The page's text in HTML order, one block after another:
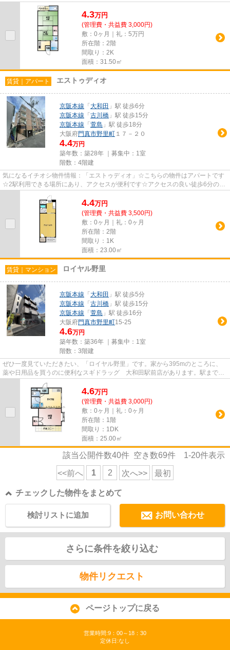
に不動産情報を集めたい方は...
4.3万円
(管理費・共益費 3,000円)
敷：0ヶ月｜礼：5万円
所在階：2階
間取り：2K
面積：31.50㎡
賃貸｜アパート エストゥディオ
京阪本線 「 大和田 」駅 徒歩6分
京阪本線 「 古川橋 」駅 徒歩15分
京阪本線 「 萱島 」駅 徒歩18分
大阪府門真市野里町 １７－２０
4.4万円
築年数：築28年 ｜募集中： 1室
階数：4階建
気になるイチオシ物件情報：「エストゥディオ」☆こちらの物件はアパートです
☆2駅利用できる場所にあり、アクセスが便利です☆アクセスの良い徒歩6分の物
4.4万円
(管理費・共益費 3,500円)
敷：0ヶ月｜礼：0ヶ月
所在階：2階
間取り：1K
面積：23.00㎡
賃貸｜マンション ロイヤル野里
京阪本線 「 大和田 」駅 徒歩5分
京阪本線 「 古川橋 」駅 徒歩15分
京阪本線 「 萱島 」駅 徒歩16分
大阪府門真市野里町15-25
4.6万円
築年数：築36年 ｜募集中： 1室
階数：3階建
ぜひ一度見ていただきたい、「ロイヤル野里」です。家から395mのところに、
薬や日用品を買うのに便利なスギドラッグ 大和田駅前店があります。駅まで歩
いてアクセスできる、徒歩5分の...
4.6万円
(管理費・共益費 3,000円)
敷：0ヶ月｜礼：0ヶ月
所在階：1階
間取り：1DK
面積：25.00㎡
該当公開件数40件 空き数69件 1-20件表示
<<前へ 1 2 次へ>> 最初
チェックした物件をまとめて
お問い合わせ
検討リストに追加
さらに条件を絞り込む
物件リクエスト
ページトップに戻る
営業時間:9：00～18：30
定休日:なし